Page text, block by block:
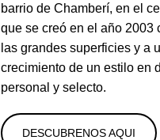
barrio de Chamberí, en el
que se creó en el año 2003
las grandes superficies y a
crecimiento de un estilo en
personal y selecto.
DESCUBRENOS AQUI